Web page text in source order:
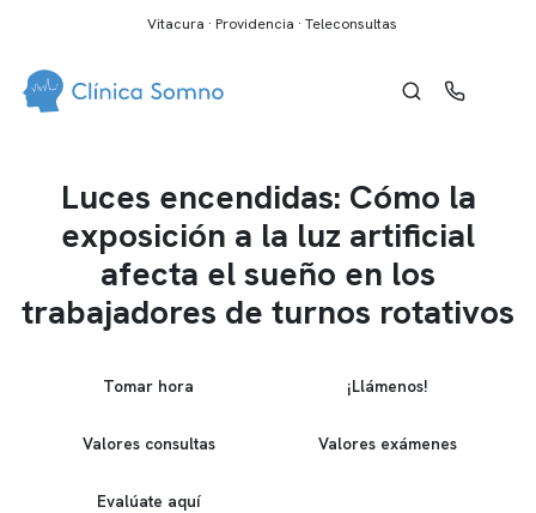
Vitacura · Providencia · Teleconsultas
Luces encendidas: Cómo la
exposición a la luz artificial
afecta el sueño en los
trabajadores de turnos rotativos
Tomar hora ¡Llámenos!
Valores consultas Valores exámenes
Evalúate aquí